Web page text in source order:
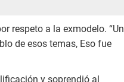
respeto a la exmodelo. “Un
de esos temas, Eso fue
y soprendió al